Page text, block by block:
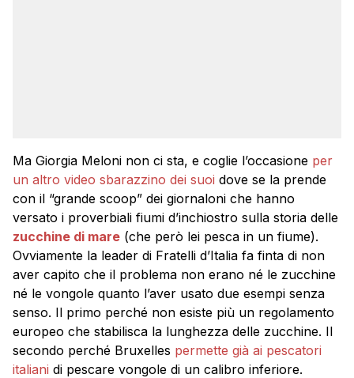
Ma Giorgia Meloni non ci sta, e coglie l’occasione per
un altro video sbarazzino dei suoi dove se la prende
con il “grande scoop” dei giornaloni che hanno
versato i proverbiali fiumi d’inchiostro sulla storia delle
zucchine di mare (che però lei pesca in un fiume).
Ovviamente la leader di Fratelli d’Italia fa finta di non
aver capito che il problema non erano né le zucchine
né le vongole quanto l’aver usato due esempi senza
senso. Il primo perché non esiste più un regolamento
europeo che stabilisca la lunghezza delle zucchine. Il
secondo perché Bruxelles permette già ai pescatori
italiani di pescare vongole di un calibro inferiore.